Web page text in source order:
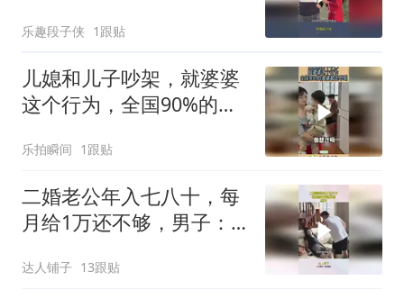
乐趣段子侠 1跟贴
儿媳和儿子吵架，就婆婆
这个行为，全国90%的婆
乐拍瞬间 1跟贴
二婚老公年入七八十，每
月给1万还不够，男子：
达人铺子 13跟贴